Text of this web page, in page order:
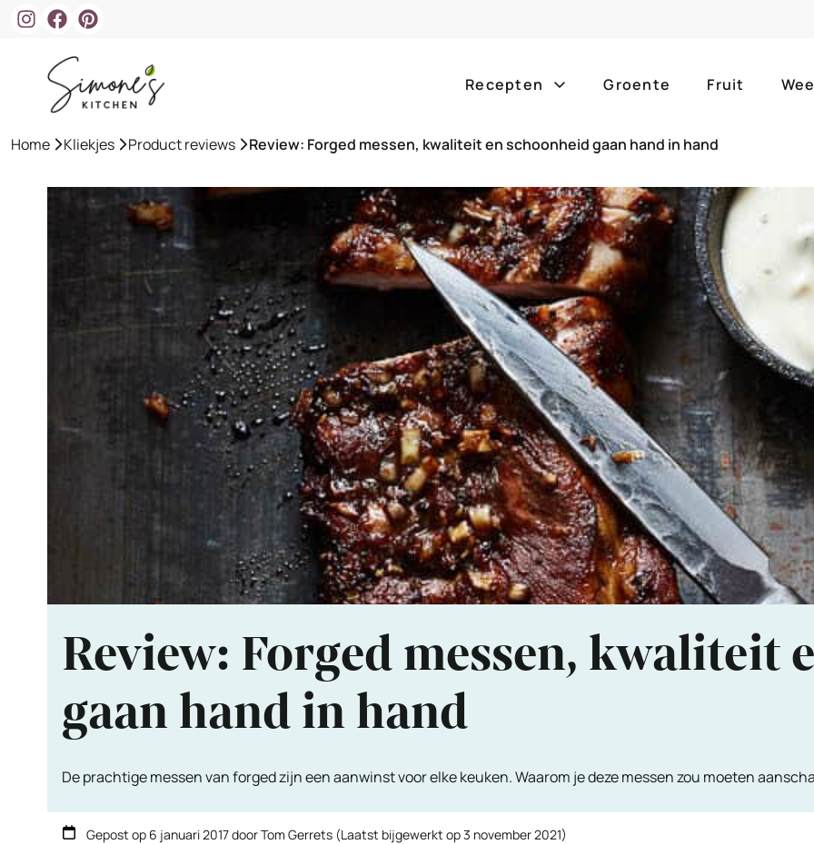
Recepten
ontbijt bijgerechten
lunch hoofdgerechten
borrelhapjes
voorgerechten
alle
alle
zomer
Groente Fruit
Home »Kliekjes »Product reviews »Review: Forged messen, kwaliteit en schoonheid gaan hand in hand
Review: Forged messen, kwaliteit
gaan hand in hand
De prachtige messen van forged zijn een aanwinst voor elke keuken. Waarom je deze messen zou moeten
Gepost op 6 januari 2017doorTom Gerrets (Laatst bijgewerkt op3 november 2021)